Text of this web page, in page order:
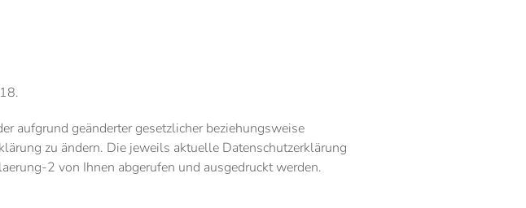
aufgrund geänderter gesetzlicher beziehungsweise
zu ändern. Die jeweils aktuelle Datenschutzerklärung
2 von Ihnen abgerufen und ausgedruckt werden.